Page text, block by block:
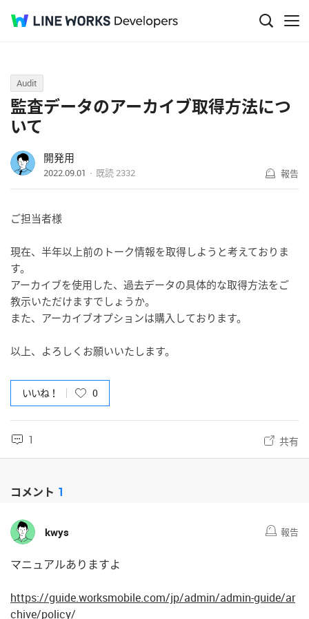
Q&A
Audit
監査データのアーカイブ取得方法につ
いて
開発用
2022.09.01 既読2332 報告
ご担当者様
現在、半年以上前のトーク情報を取得しようと考えておりま
す。
アーカイブを使用した、過去データの具体的な取得方法をご
教示いただけますでしょうか。
また、アーカイブオプションは購入しております。
以上、よろしくお願いいたします。
いいね！ 0
1 共有
コメント 1
kwys 報告
マニュアルありますよ
https://guide.worksmobile.com/jp/admin/admin-guide/ar
chive/policy/